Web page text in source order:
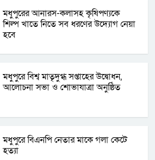
মধুপুরের আনারস-কলাসহ কৃষিপণ্যকে
শিল্প খাতে নিতে সব ধরণের উদ্যোগ নেয়া
হবে
মধুপুরে বিশ্ব মাতৃদুগ্ধ সপ্তাহের উদ্বোধন,
আলোচনা সভা ও শোভাযাত্রা অনুষ্ঠিত
মধুপুরে বিএনপি নেতার মাকে গলা কেটে
হত্যা